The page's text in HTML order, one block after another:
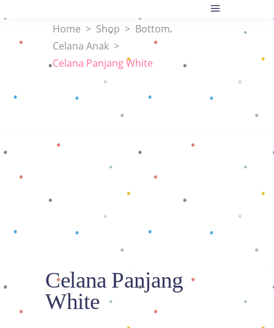
Home > Shop > Bottom,
Celana Anak >
Celana Panjang White
Celana Panjang
White